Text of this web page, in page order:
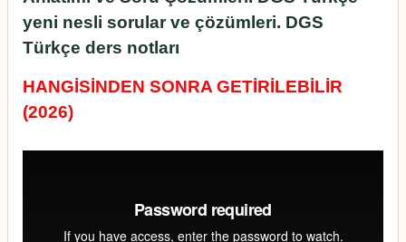
yeni nesli sorular ve çözümleri. DGS
Türkçe ders notları
HANGİSİNDEN SONRA GETİRİLEBİLİR
(2026)